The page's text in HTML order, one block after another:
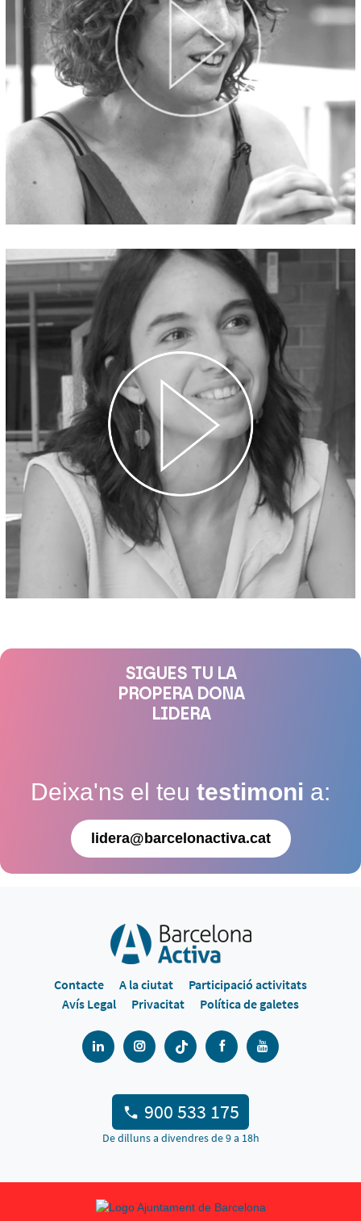
SIGUES TU LA
PROPERA DONA
LIDERA
Deixa'ns el teu testimoni a:
lidera@barcelonactiva.cat
Contacte A la ciutat
Participació activitats
Avís Legal
Privacitat Política de galetes
900 533 175
De dilluns a divendres de 9 a 18h